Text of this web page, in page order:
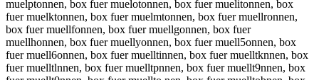
muelptonnen, box fuer muelotonnen, box fuer muelitonnen, box
fuer muelktonnen, box fuer muelmtonnen, box fuer muellronnen,
box fuer muellfonnen, box fuer muellgonnen, box fuer
muellhonnen, box fuer muellyonnen, box fuer muell5onnen, box
fuer muell6onnen, box fuer muelltinnen, box fuer muelltknnen, box
fuer muelltlnnen, box fuer muelltpnnen, box fuer muellt9nnen, box